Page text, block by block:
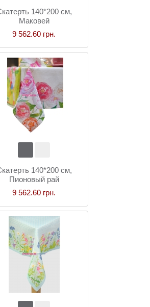
140*200 см,
Маковей
9 562.60 грн.
140*200 см,
Пионовый рай
9 562.60 грн.